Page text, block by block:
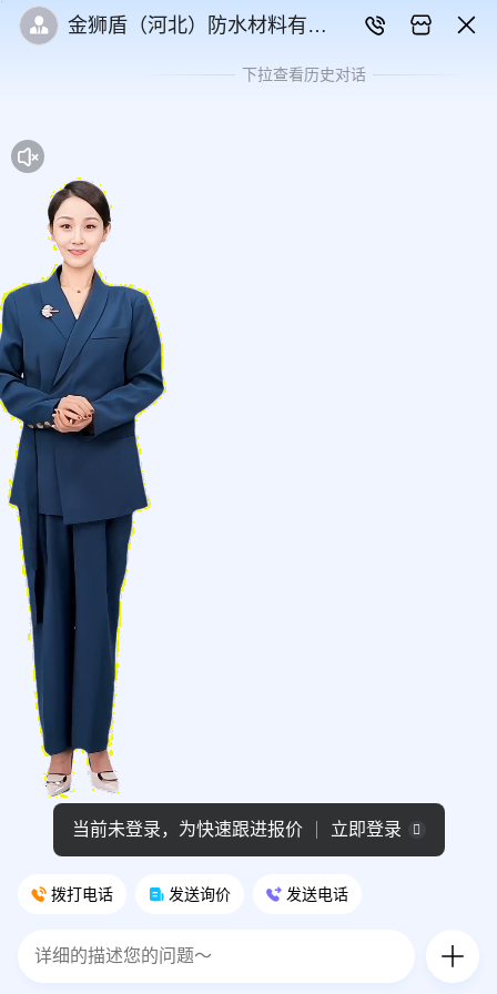
金狮盾（河北）防水材料有限
下拉查看历史对话
拨打电话 发送询价 发送电话
当前未登录，为快速跟进报价 立即登录